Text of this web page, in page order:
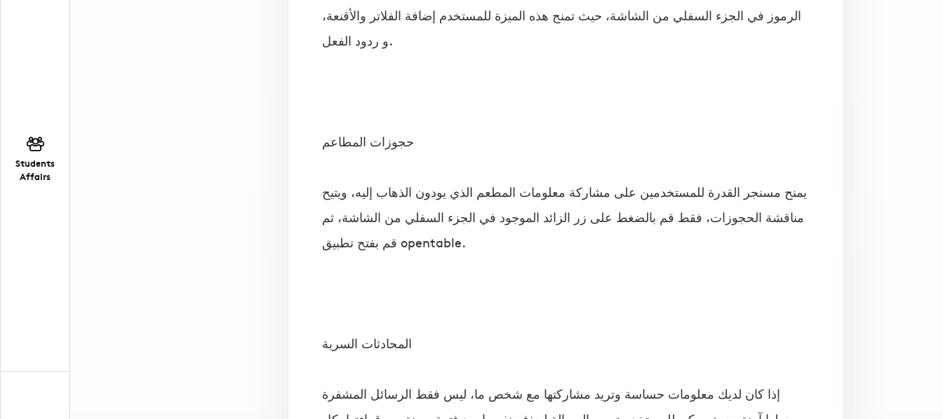
Students
Affairs
الرموز في الجزء السفلي من الشاشة، حيث تمنح هذه الميزة للمستخدم إضافة الفلاتر والأقنعة،
و ردود الفعل.
حجوزات المطاعم
يمنح مسنجر القدرة للمستخدمين على مشاركة معلومات المطعم الذي يودون الذهاب إليه، ويتيح
مناقشة الحجوزات، فقط قم بالضغط على زر الزائد الموجود في الجزء السفلي من الشاشة، ثم
قم بفتح تطبيق opentable.
المحادثات السرية
إذا كان لديك معلومات حساسة وتريد مشاركتها مع شخص ما، ليس فقط الرسائل المشفرة